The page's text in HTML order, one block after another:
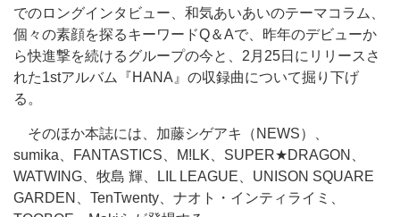
でのロングインタビュー、和気あいあいのテーマコラム、
個々の素顔を探るキーワードQ＆Aで、昨年のデビューか
ら快進撃を続けるグループの今と、2月25日にリリースさ
れた1stアルバム『HANA』の収録曲について掘り下げ
る。
そのほか本誌には、加藤シゲアキ（NEWS）、
sumika、FANTASTICS、M!LK、SUPER★DRAGON、
WATWING、牧島 輝、LIL LEAGUE、UNISON SQUARE
GARDEN、TenTwenty、ナオト・インティライミ、